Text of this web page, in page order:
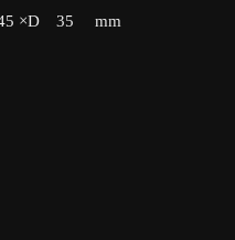
45 ×D 35 mm